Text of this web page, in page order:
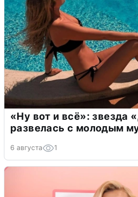
«Ну вот и всё»: звезда
развелась с молодым
6 августа 1